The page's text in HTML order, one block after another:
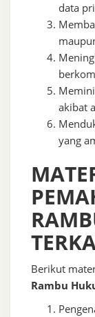
data
akibat
yang
Berikut
Rambu